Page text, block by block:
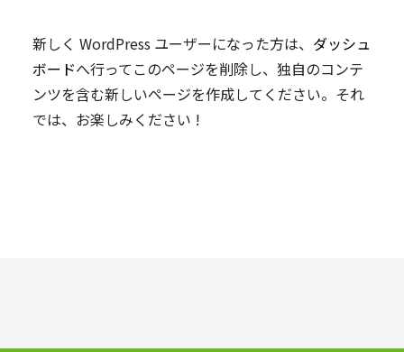
新しく WordPress ユーザーになった方は、 ダッシュ
ボードへ行ってこのページを削除し、独自のコンテ
ンツを含む新しいページを作成してください。それ
では、お楽しみください !